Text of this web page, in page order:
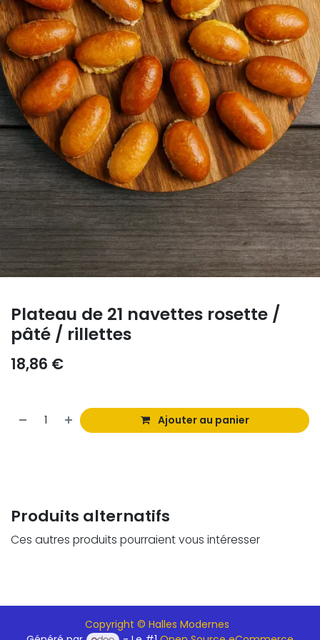
Plateau de 21 navettes rosette /
pâté / rillettes
18,86 €
Ajouter au panier
Produits alternatifs
Ces autres produits pourraient vous intéresser
Copyright © Halles Modernes